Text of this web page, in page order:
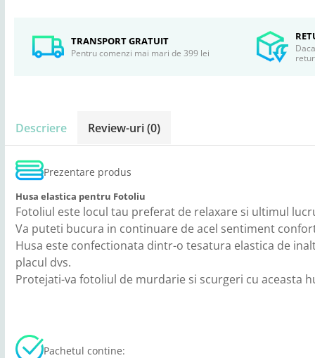
TRANSPORT GRATUIT
Pentru comenzi mai mari de 399 lei
retur
Descriere Review-uri(0)
Prezentare produs
Husa elastica pentru Fotoliu
Fotoliul este locul tau preferat de relaxare si ultimul
Va puteti bucura in continuare de acel sentiment
Husa este confectionata dintr-o tesatura elastica de
placul dvs.
Protejati-va fotoliul de murdarie si scurgeri cu aceasta
Pachetul contine: